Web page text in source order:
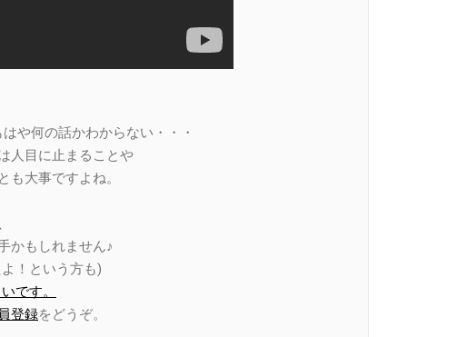
や何の話かわからない・・・
人目に止まることや
大事ですよね。
かもしれません♪
！という方も)
です。
登録をどうぞ。